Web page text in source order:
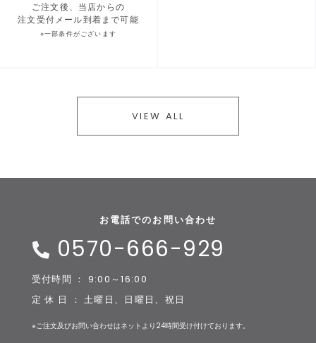
ご注文後、当店からの
注文受付メール到着まで可能
※一部条件がございます
VIEW ALL
お電話でのお問い合わせ
0570-666-929
受付時間 ： 9:00～16:00
定 休 日 ： 土曜日、日曜日、祝日
※ご注文及びお問い合わせはネットより24時間受け付けております。